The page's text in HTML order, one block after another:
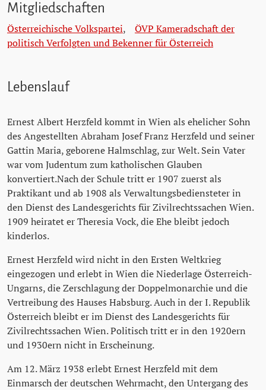
Mitgliedschaften
Österreichische Volkspartei, ÖVP Kameradschaft der
politisch Verfolgten und Bekenner für Österreich
Lebenslauf
Ernest Albert Herzfeld kommt in Wien als ehelicher Sohn
des Angestellten Abraham Josef Franz Herzfeld und seiner
Gattin Maria, geborene Halmschlag, zur Welt. Sein Vater
war vom Judentum zum katholischen Glauben
konvertiert.Nach der Schule tritt er 1907 zuerst als
Praktikant und ab 1908 als Verwaltungsbediensteter in
den Dienst des Landesgerichts für Zivilrechtssachen Wien.
1909 heiratet er Theresia Vock, die Ehe bleibt jedoch
kinderlos.
Ernest Herzfeld wird nicht in den Ersten Weltkrieg
eingezogen und erlebt in Wien die Niederlage Österreich-
Ungarns, die Zerschlagung der Doppelmonarchie und die
Vertreibung des Hauses Habsburg. Auch in der I. Republik
Österreich bleibt er im Dienst des Landesgerichts für
Zivilrechtssachen Wien. Politisch tritt er in den 1920ern
und 1930ern nicht in Erscheinung.
Am 12. März 1938 erlebt Ernest Herzfeld mit dem
Einmarsch der deutschen Wehrmacht, den Untergang des